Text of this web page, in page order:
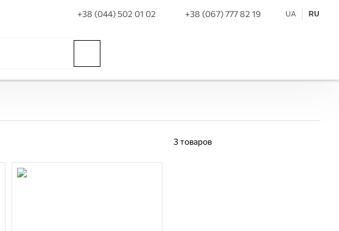
+38 (044) 502 01 02 +38 (067) 777 82 19 UA RU
3товаров